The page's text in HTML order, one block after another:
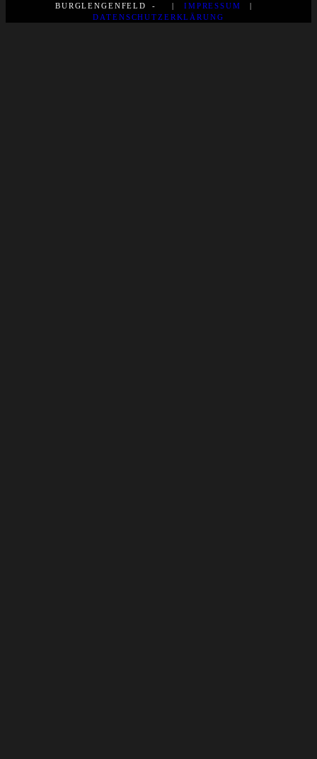
BURGLENGENFELD - | IMPRESSUM
|
DATENSCHUTZERKLÄRUNG